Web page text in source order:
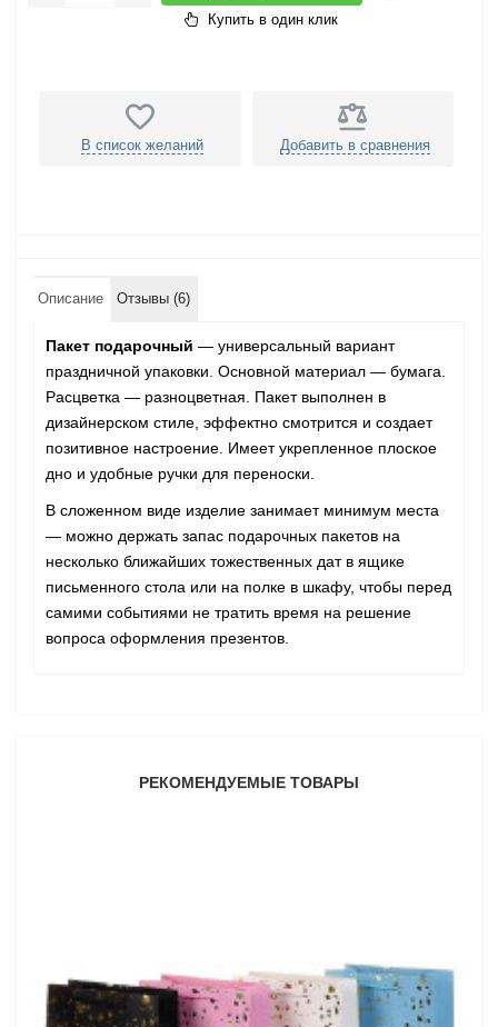
Купить в один клик
В список желаний Добавить в сравнения
Описание Отзывы (6)
Пакет подарочный — универсальный вариант
праздничной упаковки. Основной материал — бумага.
Расцветка — разноцветная. Пакет выполнен в
дизайнерском стиле, эффектно смотрится и создает
позитивное настроение. Имеет укрепленное плоское
дно и удобные ручки для переноски.
В сложенном виде изделие занимает минимум места
— можно держать запас подарочных пакетов на
несколько ближайших тожественных дат в ящике
письменного стола или на полке в шкафу, чтобы перед
самими событиями не тратить время на решение
вопроса оформления презентов.
РЕКОМЕНДУЕМЫЕ ТОВАРЫ